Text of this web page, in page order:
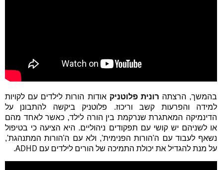
בהמשך, הרצתה רונית פלוטניק אודות הורות לילדים עם לקויות
למידה והפרעות קשב וריכוז. פלוטניק ביקשה להתבונן על
הדינמיקה המאתגרת שנרקמת בין הורה לילד, כאשר לאחד מהם
או לשניהם יש קושי עם תפקודים ניהוליים. היא הציעה כי בטיפול
נשאף לעבוד עם ה'הורות הפנימית', ולא עם ה'הורות המתנהגת',
על מנת להגדיל את יכולת התמיכה של הורים לילדים עם ADHD
.